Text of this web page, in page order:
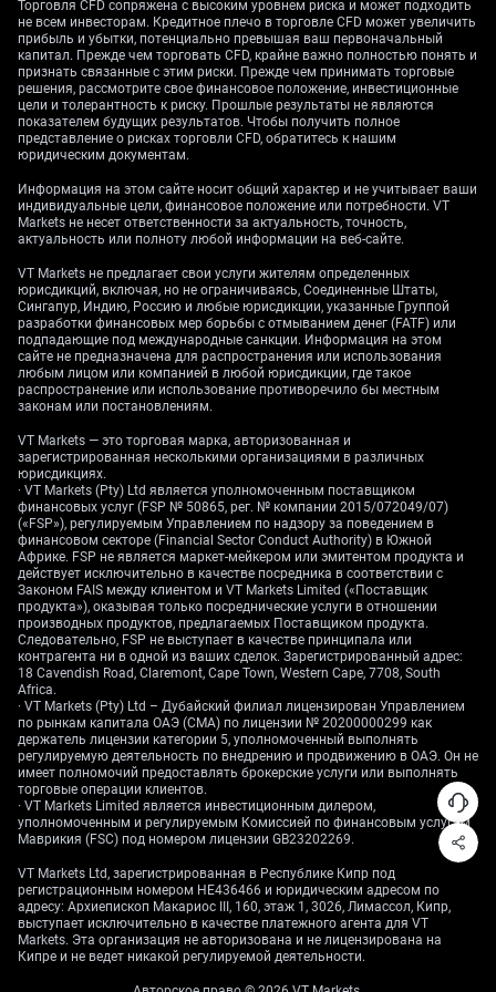
курса USD/INR столкнется с серьезными
трудностями. Действия Резервного банка Индии
также являются ключевым фактором для трейдеров
опционов. Недавнее вмешательство на спотовом
рынке и объявление свопа на 10 миллиардов
долларов успешно снизили форвардные премии. Это
сигнализирует о сильной намеренности RBI
ограничить излишнюю волатильность и может
ограничить рост, что делает привлекательным
рассмотрение продажи опционов на покупку с
нереализованной ценой на срок до января. С учетом
того, что ожидается низкая ликвидность на рынке
между Рождеством и Новым годом, любые
неожиданные новости могут вызвать резкие
колебания цен. Поэтому трейдеры могут
рассмотреть стратегии, которые принесут пользу от
роста волатильности, такие как длинный страдл, в
преддверии января. Этот подход позволяет
капитализировать на значительном движении в
любом направлении, как только восстановится
полное участие на рынке.
Mulai trading sekarang — klik disiniuntuk membuat
akun live VT Markets Anda.
Торговля CFD сопряжена с высоким уровнем риска и может подходить
не всем инвесторам. Кредитное плечо в торговле CFD может увеличить
прибыль и убытки, потенциально превышая ваш первоначальный
капитал. Прежде чем торговать CFD, крайне важно полностью понять и
признать связанные с этим риски. Прежде чем принимать торговые
решения, рассмотрите свое финансовое положение, инвестиционные
цели и толерантность к риску. Прошлые результаты не являются
показателем будущих результатов. Чтобы получить полное
представление о рисках торговли CFD, обратитесь к нашим
юридическим документам.
Информация на этом сайте носит общий характер и не учитывает ваши
индивидуальные цели, финансовое положение или потребности. VT
Markets не несет ответственности за актуальность, точность,
актуальность или полноту любой информации на веб-сайте.
VT Markets не предлагает свои услуги жителям определенных
юрисдикций, включая, но не ограничиваясь, Соединенные Штаты,
Сингапур, Индию, Россию и любые юрисдикции, указанные Группой
разработки финансовых мер борьбы с отмыванием денег (FATF) или
подпадающие под международные санкции. Информация на этом
сайте не предназначена для распространения или использования
любым лицом или компанией в любой юрисдикции, где такое
распространение или использование противоречило бы местным
законам или постановлениям.
VT Markets — это торговая марка, авторизованная и
зарегистрированная несколькими организациями в различных
юрисдикциях.
· VT Markets (Pty) Ltd является уполномоченным поставщиком
финансовых услуг (FSP № 50865, рег. № компании 2015/072049/07)
(«FSP»), регулируемым Управлением по надзору за поведением в
финансовом секторе (Financial Sector Conduct Authority) в Южной
Африке. FSP не является маркет-мейкером или эмитентом продукта и
действует исключительно в качестве посредника в соответствии с
Законом FAIS между клиентом и VT Markets Limited («Поставщик
продукта»), оказывая только посреднические услуги в отношении
производных продуктов, предлагаемых Поставщиком продукта.
Следовательно, FSP не выступает в качестве принципала или
контрагента ни в одной из ваших сделок. Зарегистрированный адрес:
18 Cavendish Road, Claremont, Cape Town, Western Cape, 7708, South
Africa.
· VT Markets (Pty) Ltd – Дубайский филиал лицензирован Управлением
по рынкам капитала ОАЭ (CMA) по лицензии № 20200000299 как
держатель лицензии категории 5, уполномоченный выполнять
регулируемую деятельность по внедрению и продвижению в ОАЭ. Он не
имеет полномочий предоставлять брокерские услуги или выполнять
торговые операции клиентов.
· VT Markets Limited является инвестиционным дилером,
уполномоченным и регулируемым Комиссией по финансовым услугам
Маврикия (FSC) под номером лицензии GB23202269.
VT Markets Ltd, зарегистрированная в Республике Кипр под
регистрационным номером HE436466 и юридическим адресом по
адресу: Архиепископ Макариос III, 160, этаж 1, 3026, Лимассол, Кипр,
выступает исключительно в качестве платежного агента для VT
Markets. Эта организация не авторизована и не лицензирована на
Кипре и не ведет никакой регулируемой деятельности.